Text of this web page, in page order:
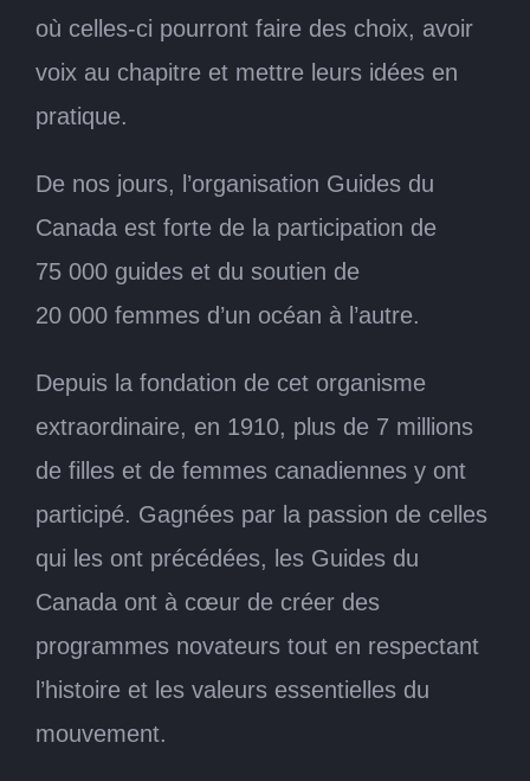
où celles-ci pourront faire des choix, avoir
voix au chapitre et mettre leurs idées en
pratique.
De nos jours, l’organisation Guides du
Canada est forte de la participation de
75 000 guides et du soutien de
20 000 femmes d’un océan à l’autre.
Depuis la fondation de cet organisme
extraordinaire, en 1910, plus de 7 millions
de filles et de femmes canadiennes y ont
participé. Gagnées par la passion de celles
qui les ont précédées, les Guides du
Canada ont à cœur de créer des
programmes novateurs tout en respectant
l’histoire et les valeurs essentielles du
mouvement.